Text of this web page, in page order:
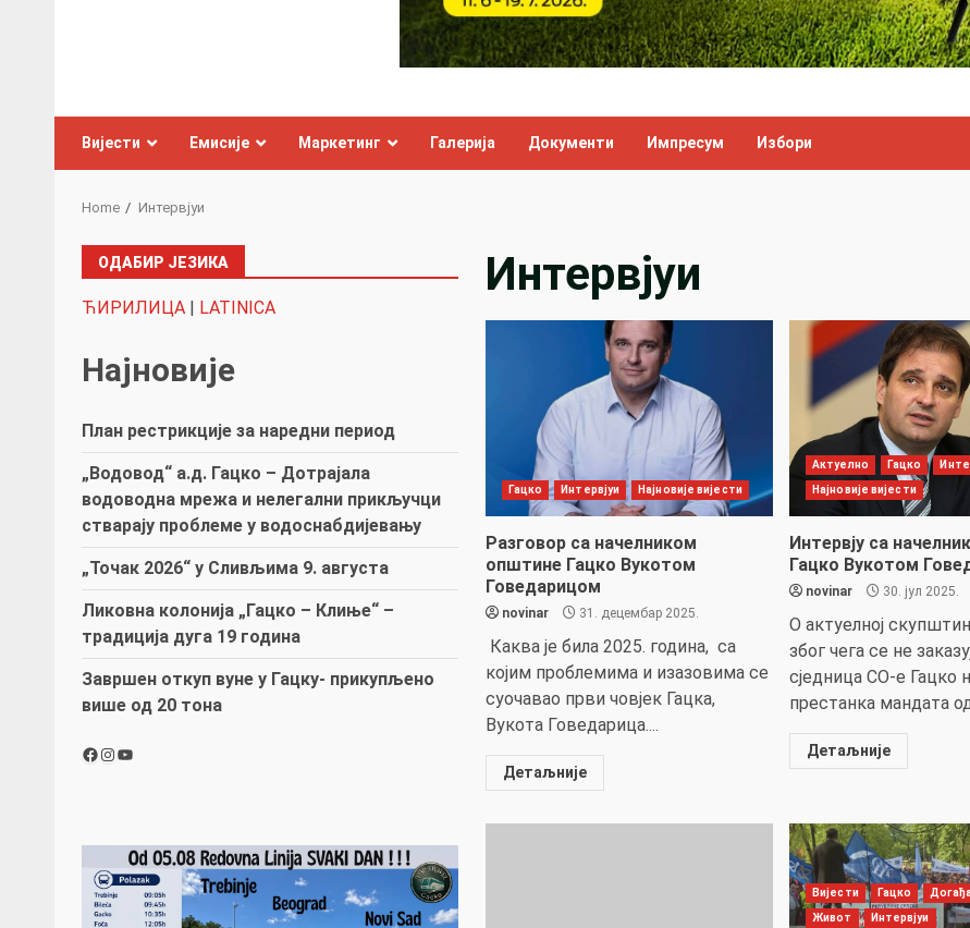
Вијести Емисије Маркетинг Галерија Документи Импресум Избори
Home Интервјуи
Интервјуи
Гацко Интервјуи Најновије вијести
Разговор са начелником
општине Гацко Вукотом
Говедарицом
novinar 31. децембар 2025.
Каква је била 2025. година, са
којим проблемима и изазовима се
суочавао први човјек Гацка,
Вукота Говедарица....
Детаљније
Актуелно Гацко
Најновије вијести
Интервју са
Гацко Вукотом
novinar 30. јул 2025.
О актуелној
због чега се не
сједница СО-е Гацко
престанка мандата
Детаљније
Вијести Гацко
Живот Интервјуи
ОДАБИР ЈЕЗИКА
ЋИРИЛИЦА | LATINICA
Најновије
План рестрикције за наредни период
„Водовод“ а.д. Гацко – Дотрајала
водоводна мрежа и нелегални прикључци
стварају проблеме у водоснабдијевању
„Точак 2026“ у Сливљима 9. августа
Ликовна колонија „Гацко – Клиње“ –
традиција дуга 19 година
Завршен откуп вуне у Гацку- прикупљено
више од 20 тона
Facebook
Instagram
YouTube